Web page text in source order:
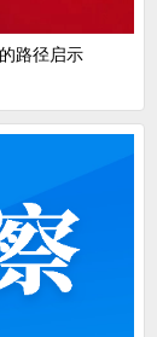
路径启示